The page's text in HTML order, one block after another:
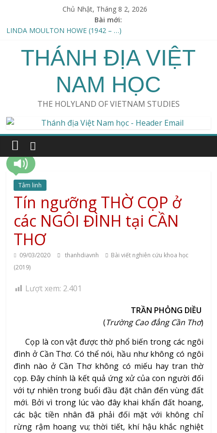
Chủ Nhật, Tháng 8 2, 2026
Bài mới:
SWAMI VIRAJANAND DANDEESHA (1778–1868)
LINDA MOULTON HOWE (1942 – …)
Thu hoạch Người ngoài hành tinh /An Alien harvest
KHOA HỌC & TÀNG THƯ AKASHIC (Science and the Akashic
field) – ERWIN LASZLO
ERVIN LÁSZLÓ (1932-…)
THÁNH ĐỊA VIỆT
NAM HỌC
THE HOLYLAND OF VIETNAM STUDIES
Tâm linh
Tín ngưỡng THỜ CỌP ở
các NGÔI ĐÌNH tại CẦN
THƠ
09/03/2020 thanhdiavnh
Bài viết nghiên cứu khoa học
(2019)
Lượt xem: 2.401
TRẦN PHỎNG DIỀU
(Trường Cao đẳng Cần Thơ)
Cọp là con vật được thờ phổ biến trong các ngôi
đình ở Cần Thơ. Có thể nói, hầu như không có ngôi
đình nào ở Cần Thơ không có miếu hay tran thờ
cọp. Đây chính là kết quả ứng xử của con người đối
với tự nhiên trong buổi đầu đặt chân đến vùng đất
mới. Bởi vì trong lúc vào đây khai khẩn đất hoang,
các bậc tiền nhân đã phải đối mặt với không chỉ
rừng rậm hoang vu; thời tiết, khí hậu khắc nghiệt